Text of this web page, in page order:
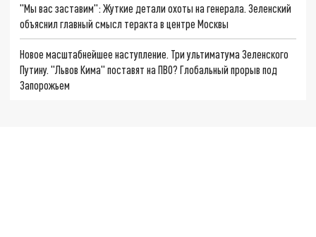
"Мы вас заставим": Жуткие детали охоты на генерала. Зеленский
объяснил главный смысл теракта в центре Москвы
Новое масштабнейшее наступление. Три ультиматума Зеленского
Путину. "Львов Кима" поставят на ПВО? Глобальный прорыв под
Запорожьем